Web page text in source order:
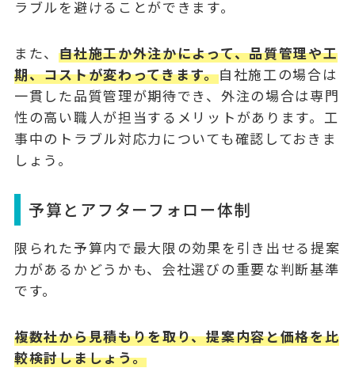
ラブルを避けることができます。
また、自社施工か外注かによって、品質管理や工
期、コストが変わってきます。自社施工の場合は
一貫した品質管理が期待でき、外注の場合は専門
性の高い職人が担当するメリットがあります。工
事中のトラブル対応力についても確認しておきま
しょう。
予算とアフターフォロー体制
限られた予算内で最大限の効果を引き出せる提案
力があるかどうかも、会社選びの重要な判断基準
です。
複数社から見積もりを取り、提案内容と価格を比
較検討しましょう。